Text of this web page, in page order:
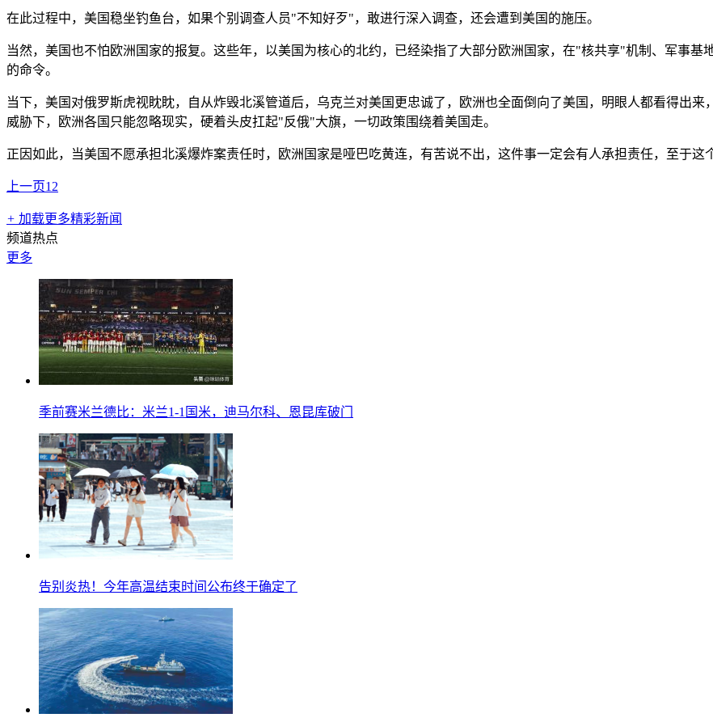
在此过程中，美国稳坐钓鱼台，如果个别调查人员"不知好歹"，敢进行深入调查，还会遭到美国的施压。
当然，美国也不怕欧洲国家的报复。这些年，以美国为核心的北约，已经染指了大部分欧洲国家，在"核共享"机制、军事
的命令。
当下，美国对俄罗斯虎视眈眈，自从炸毁北溪管道后，乌克兰对美国更忠诚了，欧洲也全面倒向了美国，明眼人都看得出
威胁下，欧洲各国只能忽略现实，硬着头皮扛起"反俄"大旗，一切政策围绕着美国走。
正因如此，当美国不愿承担北溪爆炸案责任时，欧洲国家是哑巴吃黄连，有苦说不出，这件事一定会有人承担责任，至于这
上一页1 2
+ 加载更多精彩新闻
频道热点
更多
季前赛米兰德比：米兰1-1国米，迪马尔科、恩昆库破门
告别炎热！今年高温结束时间公布终于确定了